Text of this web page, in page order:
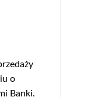
o
Banki.